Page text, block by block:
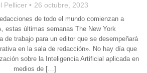
Pellicer 26 octubre, 2023
de todo el mundo comienzan a
estas últimas semanas The New York
de trabajo para un editor que se desempeñará
en la sala de redacción». No hay día que
sobre la Inteligencia Artificial aplicada en
medios de […]